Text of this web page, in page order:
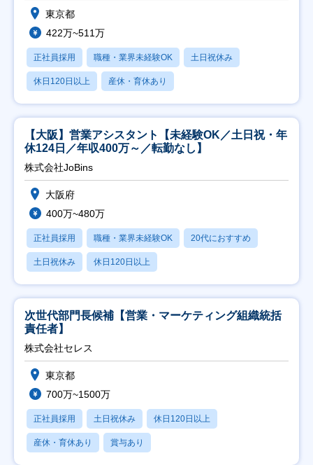
東京都
422万~511万
正社員採用 職種・業界未経験OK 土日祝休み
休日120日以上 産休・育休あり
【大阪】営業アシスタント【未経験OK／土日祝・年
休124日／年収400万～／転勤なし】
株式会社JoBins
大阪府
400万~480万
正社員採用 職種・業界未経験OK 20代におすすめ
土日祝休み 休日120日以上
次世代部門長候補【営業・マーケティング組織統括
責任者】
株式会社セレス
東京都
700万~1500万
正社員採用 土日祝休み 休日120日以上
産休・育休あり 賞与あり